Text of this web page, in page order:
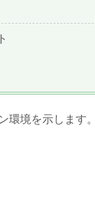
境を示します。